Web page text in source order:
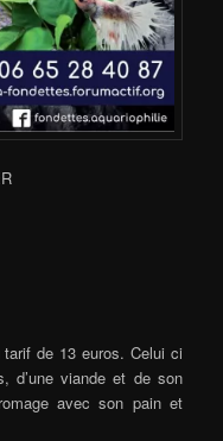
de 13 euros. Celui ci
d’une viande et de son
avec son pain et